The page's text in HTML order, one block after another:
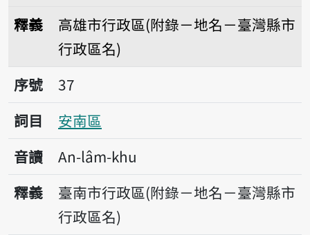
釋義
高雄市行政區(附錄－地名－臺灣縣市
行政區名)
序號37安南區
序號
37
詞目
安南區
音讀
An-lâm-khu
釋義
臺南市行政區(附錄－地名－臺灣縣市
行政區名)